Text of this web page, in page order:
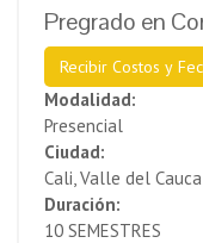
Pregrado en
Recibir Costos y
Modalidad:
Presencial
Ciudad:
Cali, Valle del Cauca
Duración:
10 SEMESTRES